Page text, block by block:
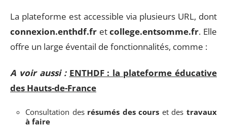
La plateforme est accessible via plusieurs URL, dont
connexion.enthdf.fr etcollege.entsomme.fr. Elle
offre un large éventail de fonctionnalités, comme :
A voir aussi : ENTHDF : la plateforme éducative
des Hauts-de-France
Consultation des résumés des cours et destravaux
à faire